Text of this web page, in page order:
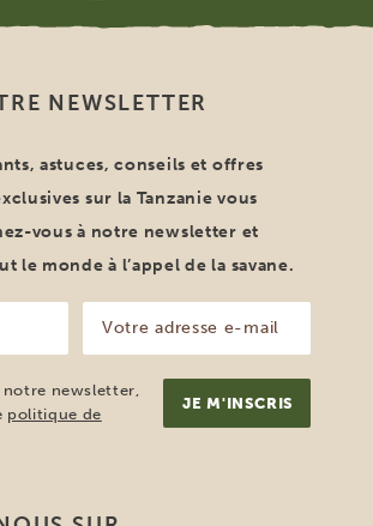
NEWSLETTER
astuces, conseils et offres
sur la Tanzanie vous
vous à notre newsletter et
le monde à l’appel de la savane.
adresse
e-
mail
(Nécessaire)
notre newsletter,
politique de